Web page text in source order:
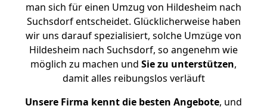
man sich für einen Umzug von Hildesheim nach
Suchsdorf entscheidet. Glücklicherweise haben
wir uns darauf spezialisiert, solche Umzüge von
Hildesheim nach Suchsdorf, so angenehm wie
möglich zu machen und Sie zu unterstützen,
damit alles reibungslos verläuft
Unsere Firma kennt die besten Angebote, und